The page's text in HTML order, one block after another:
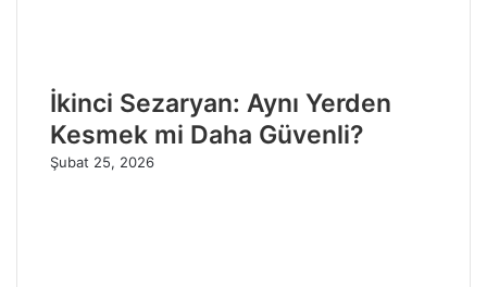
İkinci Sezaryan: Aynı Yerden
Kesmek mi Daha Güvenli?
Şubat 25, 2026